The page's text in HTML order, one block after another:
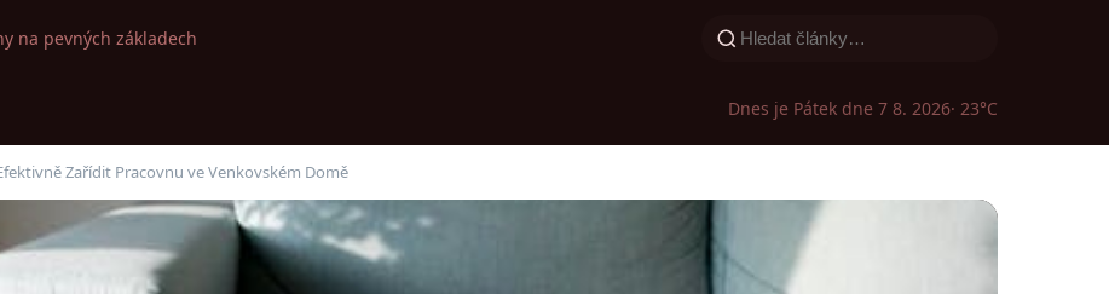
na pevných základech
Dnes je Pátek dne 7 8. 2026· 23°C
Zařídit Pracovnu ve Venkovském Domě